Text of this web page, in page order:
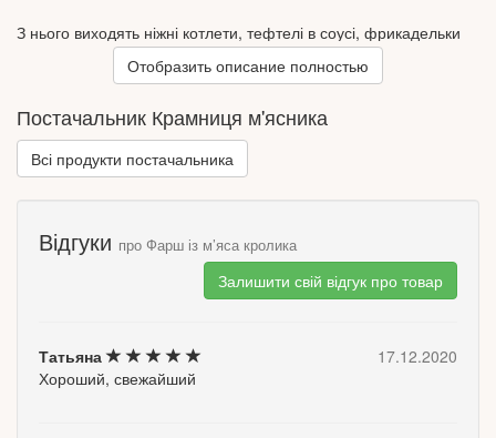
З нього виходять ніжні котлети, тефтелі в соусі, фрикадельки
для супу, биточки, начинка для овочів або домашніх пирогів.
М’який смак добре поєднується з цибулею, зеленню,
Це практичний формат для сімейної кухні: один продукт дає
багато варіантів страв і скорочує час підготовки.
домашня їжа була простішою у приготуванні.
Не потрібно подрібнювати м’ясо самостійно
Універсальна основа для багатьох страв
Ніжний делікатний смак
Отобразить описание полностью
Постачальник Крамниця м'ясника
Всі продукти постачальника
Відгуки про Фарш із м’яса кролика
Залишити свій відгук про товар
Татьяна
17.12.2020
Хороший, свежайший